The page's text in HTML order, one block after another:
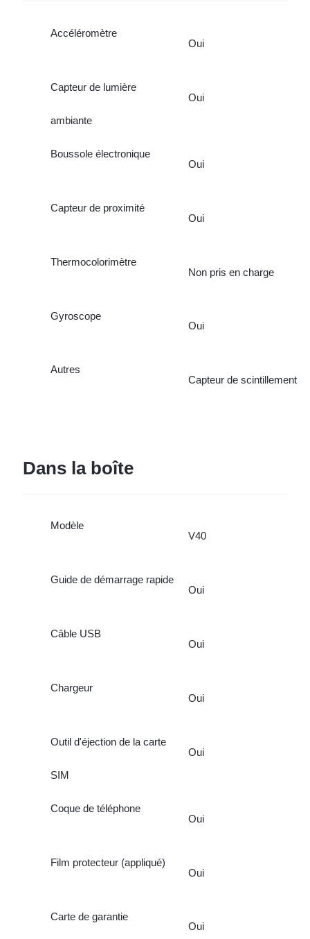
Accéléromètre
Oui
Capteur de lumière
ambiante
Oui
Boussole électronique
Oui
Capteur de proximité
Oui
Thermocolorimètre
Non pris en charge
Gyroscope
Oui
Autres
Capteur de scintillement
Dans la boîte
Modèle
V40
Guide de démarrage rapide
Oui
Câble USB
Oui
Chargeur
Oui
Outil d'éjection de la carte
SIM
Oui
Coque de téléphone
Oui
Film protecteur (appliqué)
Oui
Carte de garantie
Oui